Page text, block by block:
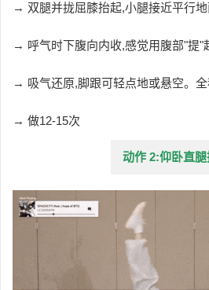
→ 双腿并拢屈膝抬起,小腿接近平行地
→ 呼气时下腹向内收,感觉用腹部"提"
→ 吸气还原,脚跟可轻点地或悬空。全
→ 做12-15次
动作 2:仰卧直腿